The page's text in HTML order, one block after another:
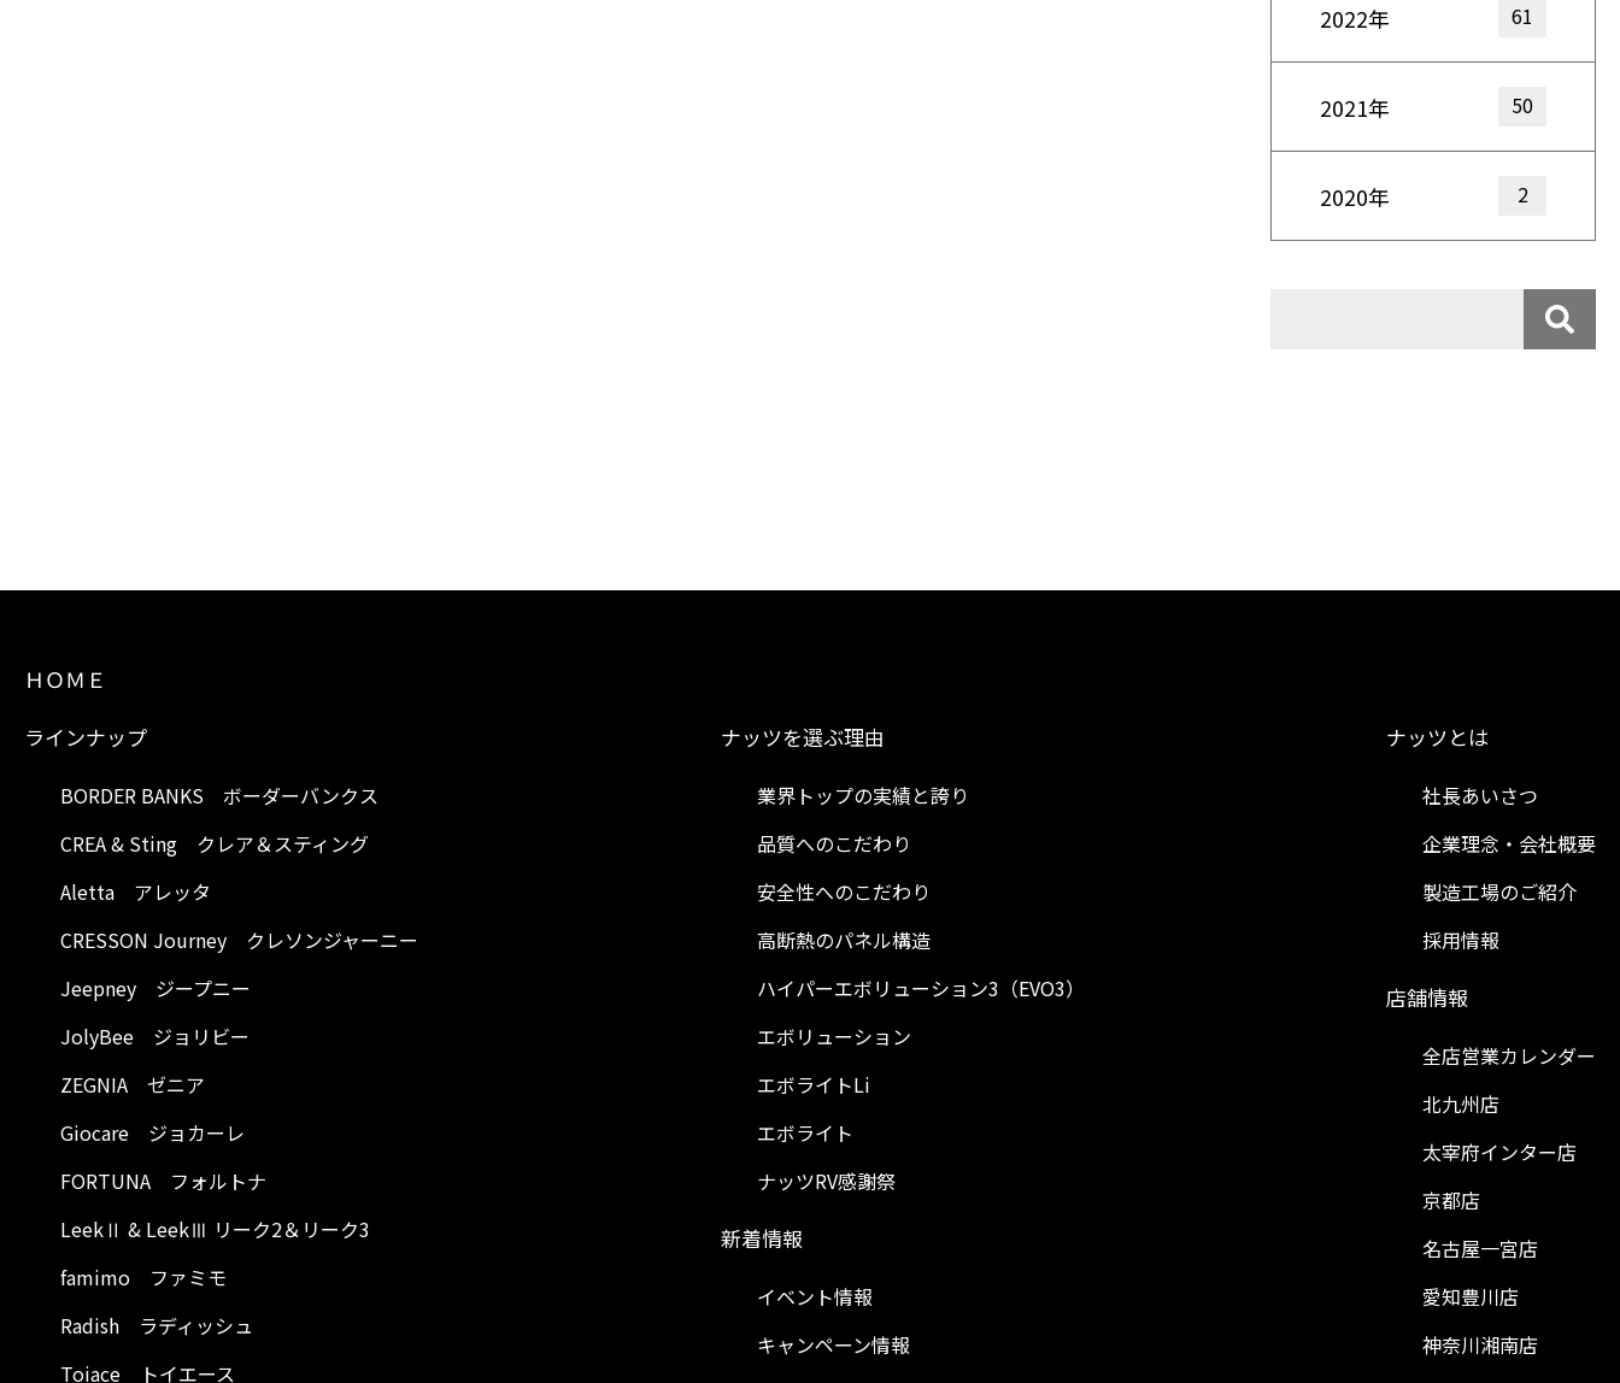
2022年 61
2021年 50
2020年 2
ＨＯＭＥ
ラインナップ
BORDER BANKS ボーダーバンクス
CREA & Sting クレア＆スティング
Aletta アレッタ
CRESSON Journey クレソンジャーニー
Jeepney ジープニー
JolyBee ジョリビー
ZEGNIA ゼニア
Giocare ジョカーレ
FORTUNA フォルトナ
LeekⅡ & LeekⅢ リーク2＆リーク3
famimo ファミモ
Radish ラディッシュ
Toiace トイエース
ナッツを選ぶ理由
業界トップの実績と誇り
品質へのこだわり
安全性へのこだわり
高断熱のパネル構造
ハイパーエボリューション3（EVO3）
エボリューション
エボライトLi
エボライト
ナッツRV感謝祭
新着情報
イベント情報
キャンペーン情報
ナッツとは
社長あいさつ
企業理念・会社概要
製造工場のご紹介
採用情報
店舗情報
全店営業カレンダー
北九州店
太宰府インター店
京都店
名古屋一宮店
愛知豊川店
神奈川湘南店